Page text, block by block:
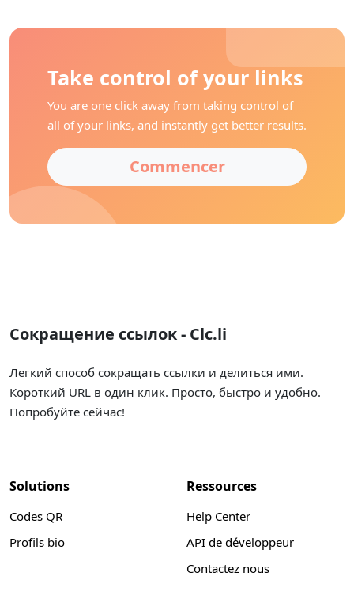
Take control of your links
You are one click away from taking control of
all of your links, and instantly get better results.
Commencer
Сокращение ссылок - Clc.li
Легкий способ сокращать ссылки и делиться ими.
Короткий URL в один клик. Просто, быстро и удобно.
Попробуйте сейчас!
Solutions
Codes QR
Profils bio
Ressources
Help Center
API de développeur
Contactez nous